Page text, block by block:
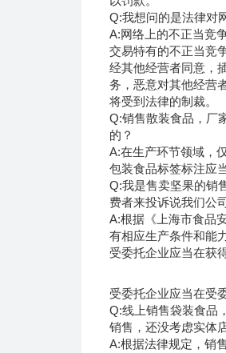
Q:我想问的是法律对
A:网络上的不正当竞
交易特有的不正当竞
经其他经营者同意，
务，恶意对其他经营
将受到法律的制裁。
Q:销售散装食品，厂
的？
A:在生产环节领域，
包装食品标签标注应
Q:我是售卖坚果的销
费者来投诉说我们公
A:根据《上海市食品
有相应生产条件和能
受委托企业应当在获
受委托企业应当在受
Q:线上销售袋装食品
销售，还没考虑实体
A:根据法律规定，销